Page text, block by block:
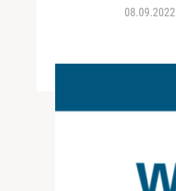
08.09.2022